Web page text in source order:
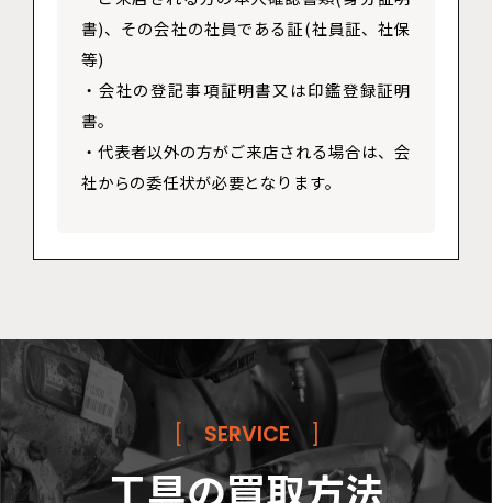
書)、その会社の社員である証(社員証、社保
等)
・会社の登記事項証明書又は印鑑登録証明
書。
・代表者以外の方がご来店される場合は、会
社からの委任状が必要となります。
[ SERVICE ]